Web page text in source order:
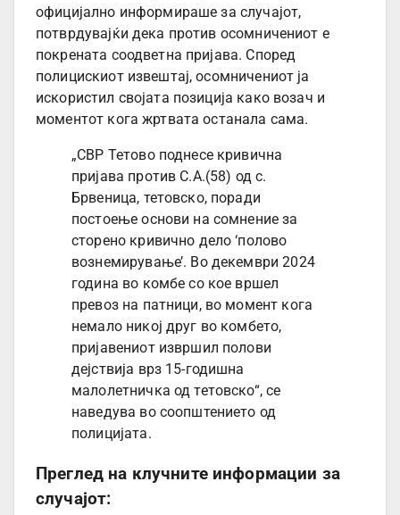
официјално информираше за случајот,
потврдувајќи дека против осомничениот е
покрената соодветна пријава. Според
полицискиот извештај, осомничениот ја
искористил својата позиција како возач и
моментот кога жртвата останала сама.
„СВР Тетово поднесе кривична
пријава против С.А.(58) од с.
Брвеница, тетовско, поради
постоење основи на сомнение за
сторено кривично дело ‘полово
вознемирување’. Во декември 2024
година во комбе со кое вршел
превоз на патници, во момент кога
немало никој друг во комбето,
пријавениот извршил полови
дејствија врз 15-годишна
малолетничка од тетовско“, се
наведува во соопштението од
полицијата.
Преглед на клучните информации за
случајот: